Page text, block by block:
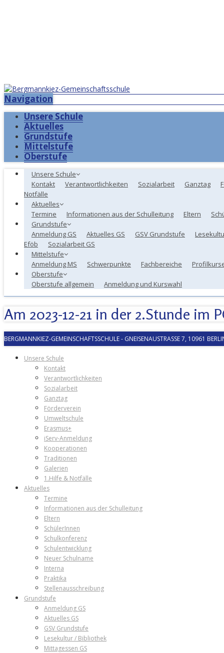
Navigation
Unsere Schule
Aktuelles
Grundstufe
Mittelstufe
Oberstufe
Unsere Schule
Kontakt
Verantwortlichkeiten Sozialarbeit Ganztag
Notfälle
Aktuelles
Termine
Informationen aus der Schulleitung Eltern
Grundstufe
Anmeldung GS
Aktuelles GS GSV Grundstufe
Eföb
Sozialarbeit GS
Mittelstufe
Anmeldung MS
Schwerpunkte Fachbereiche
Oberstufe
Oberstufe allgemein
Anmeldung und Kurswahl
Am 2023-12-21 in der 2.Stunde im
BERGMANNKIEZ-GEMEINSCHAFTSSCHULE- GNEISENAUSTRASSE 7, 10961 BERLIN
Unsere Schule
Kontakt
Verantwortlichkeiten
Sozialarbeit
Ganztag
Förderverein
Umweltschule
Erasmus+
iServ-Anmeldung
Kooperationen
Traditionen
Galerien
1.Hilfe & Notfälle
Aktuelles
Termine
Informationen aus der Schulleitung
Eltern
SchülerInnen
Schulkonferenz
Schulentwicklung
Neuer Schulname
Interna
Praktika
Stellenausschreibung
Grundstufe
Anmeldung GS
Aktuelles GS
GSV Grundstufe
Lesekultur / Bibliothek
Mittagessen GS